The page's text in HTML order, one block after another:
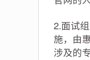
2.面试
施，由
涉及的